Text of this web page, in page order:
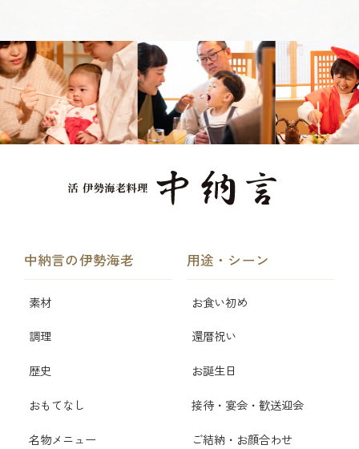
中納言の伊勢海老
素材
調理
歴史
おもてなし
名物メニュー
用途・シーン
お食い初め
還暦祝い
お誕生日
接待・宴会・歓送迎会
ご結納・お顔合わせ